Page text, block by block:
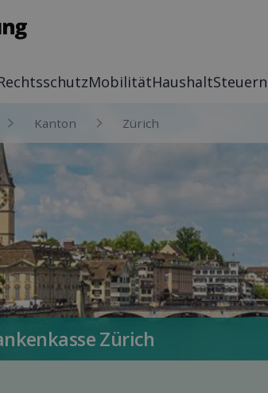
MobilitätHaushaltSteuern
Kanton Zürich
Zürich